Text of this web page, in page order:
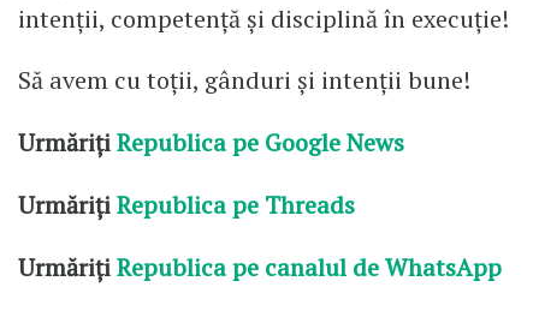
intenții, competență și disciplină în execuție!
Să avem cu toții, gânduri și intenții bune!
UrmărițiRepublica pe Google News
UrmărițiRepublica pe Threads
UrmărițiRepublica pe canalul de WhatsApp